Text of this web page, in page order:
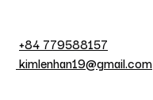
+84 779588157
kimlenhan19@gmail.com